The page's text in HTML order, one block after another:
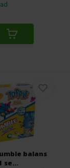
balans
se...